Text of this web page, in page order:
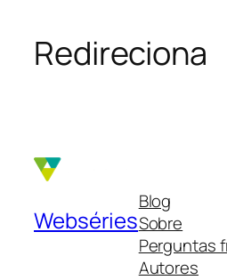
Redireciona
Webséries
Blog
Sobre
Perguntas
Autores